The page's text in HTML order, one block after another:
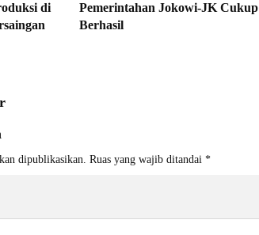
di
Pemerintahan Jokowi-JK Cukup
Berhasil
dipublikasikan. Ruas yang wajib ditandai *